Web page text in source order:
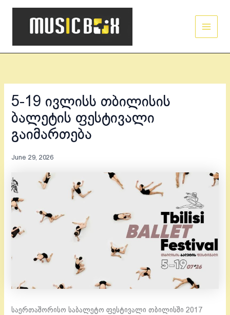
Skip
5-19 ივლისს თბილისის
ბალეტის ფესტივალი
გაიმართება
June 29, 2026
საერთაშორისო საბალეტო ფესტივალი თბილისში 2017